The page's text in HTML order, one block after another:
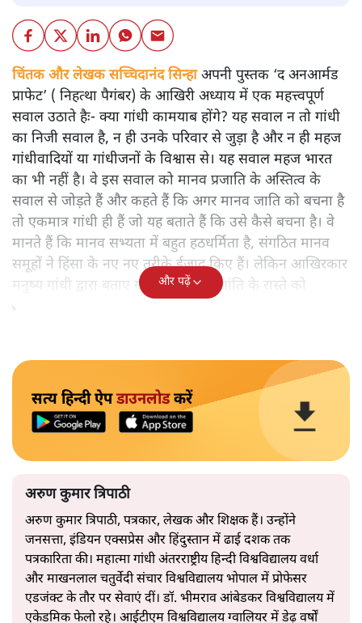
चिंतक और लेखक सच्चिदानंद सिन्हाअपनी पुस्तक ‘द अनआर्मड
प्राफेट’ ( निहत्था पैगंबर) के आखिरी अध्याय में एक महत्त्वपूर्ण
सवाल उठाते हैः- क्या गांधी कामयाब होंगे? यह सवाल न तो गांधी
का निजी सवाल है, न ही उनके परिवार से जुड़ा है और न ही महज
गांधीवादियों या गांधीजनों के विश्वास से। यह सवाल महज भारत
का भी नहीं है। वे इस सवाल को मानव प्रजाति के अस्तित्व के
सवाल से जोड़ते हैं और कहते हैं कि अगर मानव जाति को बचना है
तो एकमात्र गांधी ही हैं जो यह बताते हैं कि उसे कैसे बचना है। वे
मानते हैं कि मानव सभ्यता में बहुत हठधर्मिता है, संगठित मानव
समूहों ने हिंसा के नए नए तरीके ईजाद किए हैं। लेकिन आखिरकार
मनुष्य गांधी द्वारा बताए गए अहिंसा और शांति के रास्ते को
अपनाएगा।
और पढ़ें
सत्य हिन्दी ऐपडाउनलोडकरें
अरुण कुमार त्रिपाठी
अरुण कुमार त्रिपाठी, पत्रकार, लेखक और शिक्षक हैं। उन्होंने
जनसत्ता, इंडियन एक्सप्रेस और हिंदुस्तान में ढाई दशक तक
पत्रकारिता की। महात्मा गांधी अंतरराष्ट्रीय हिन्दी विश्वविद्यालय वर्धा
और माखनलाल चतुर्वेदी संचार विश्वविद्यालय भोपाल में प्रोफेसर
एडजंक्ट के तौर पर सेवाएं दीं। डॉ. भीमराव आंबेडकर विश्वविद्यालय में
एकेडमिक फेलो रहे। आईटीएम विश्वविद्यालय ग्वालियर में डेढ़ वर्षों